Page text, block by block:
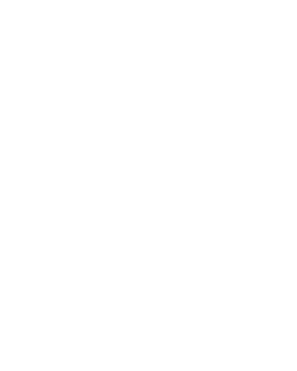
autos ont quitté le Grand
de Neuville à une